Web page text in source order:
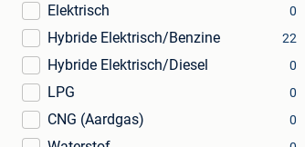
Elektrisch 0
Hybride Elektrisch/Benzine 22
Hybride Elektrisch/Diesel 0
LPG 0
CNG (Aardgas) 0